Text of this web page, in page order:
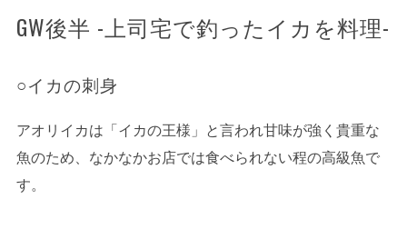
GW後半 -上司宅で釣ったイカを料理-
○イカの刺身
アオリイカは「イカの王様」と言われ甘味が強く貴重な
魚のため、なかなかお店では食べられない程の高級魚で
す。